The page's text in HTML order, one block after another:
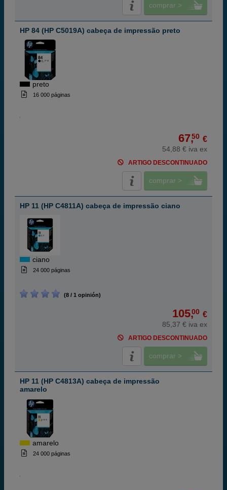
comprar >
HP 84 (HP C5019A) cabeça de impressão preto
preto
16 000 páginas
67,50 €
54,88 € iva ex
ARTIGO DESCONTINUADO
comprar >
HP 11 (HP C4811A) cabeça de impressão ciano
ciano
24 000 páginas
(8 / 1 opinión)
105,00 €
85,37 € iva ex
ARTIGO DESCONTINUADO
comprar >
HP 11 (HP C4813A) cabeça de impressão
amarelo
amarelo
24 000 páginas